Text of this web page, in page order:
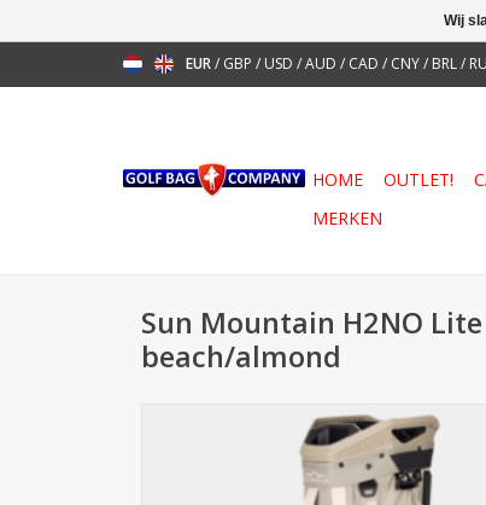
EUR/ GBP / USD /AUD / CAD / CNY/ BRL/
HOME OUTLET!
MERKEN
Sun Mountain H2NO
beach/almond
Wij